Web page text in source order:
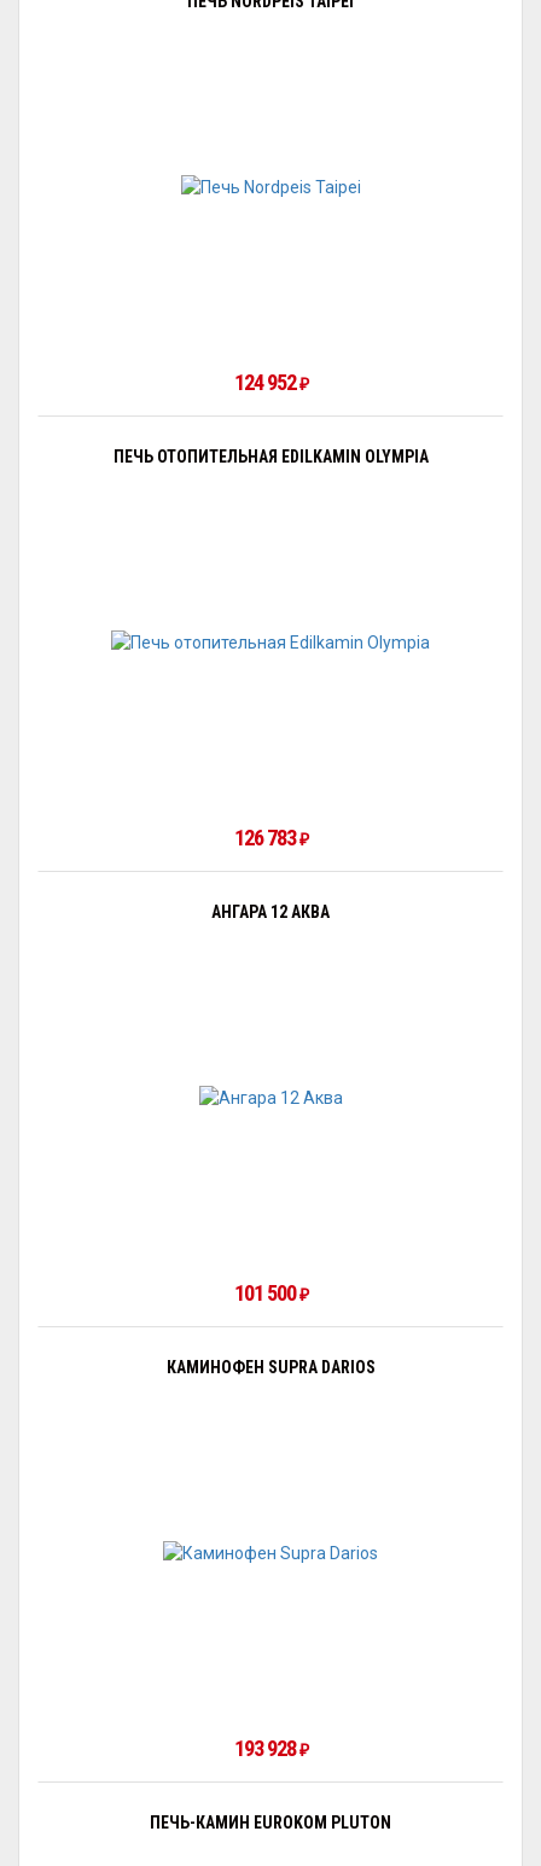
124 952₽
ПЕЧЬ ОТОПИТЕЛЬНАЯ EDILKAMIN OLYMPIA
126 783₽
АНГАРА 12 АКВА
101 500₽
КАМИНОФЕН SUPRA DARIOS
193 928₽
ПЕЧЬ-КАМИН EUROKOM PLUTON